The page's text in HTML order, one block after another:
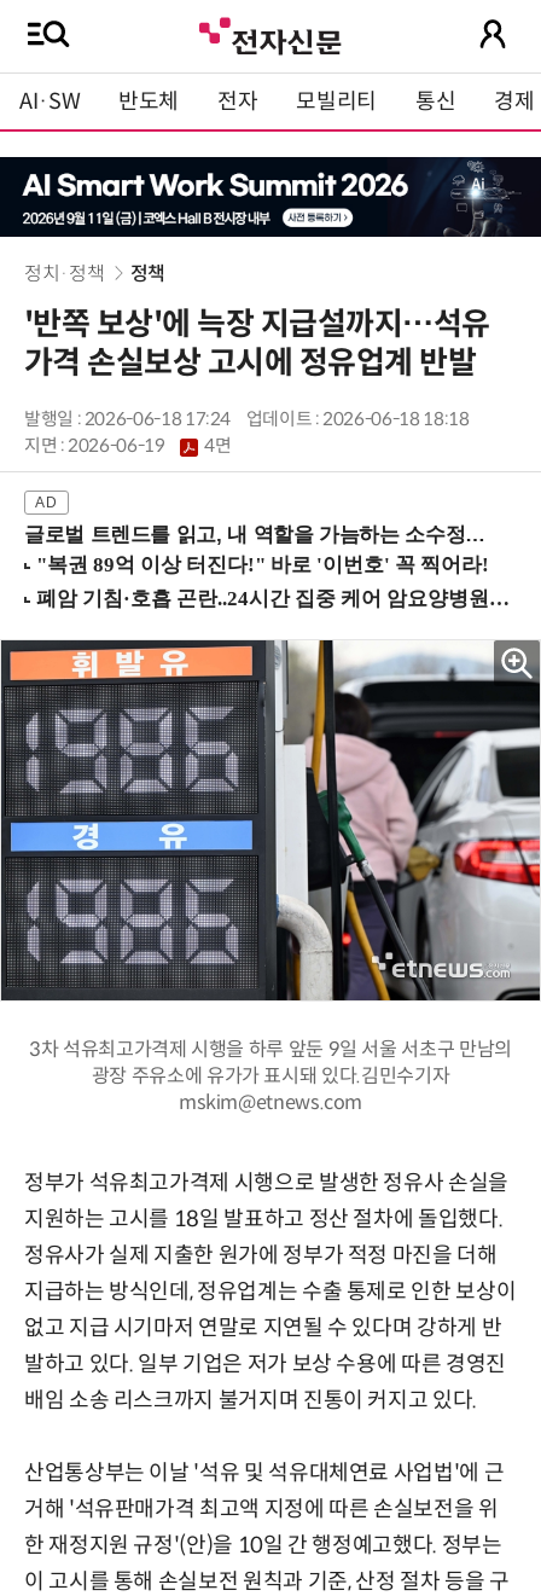
AI·SW 반도체 전자 모빌리티 통신 경제
정치·정책 정책
'반쪽 보상'에 늑장 지급설까지…석유
가격 손실보상 고시에 정유업계 반발
발행일 : 2026-06-18 17:24
업데이트 : 2026-06-18 18:18
지면 :2026-06-19 4면
글로벌 트렌드를 읽고, 내 역할을 가늠하는 소수정예 실습 워크숍 (8/28 신논현역)
3차 석유최고가격제 시행을 하루 앞둔 9일 서울 서초구 만남의
광장 주유소에 유가가 표시돼 있다.김민수기자
mskim@etnews.com
정부가 석유최고가격제 시행으로 발생한 정유사 손실을
지원하는 고시를 18일 발표하고 정산 절차에 돌입했다.
정유사가 실제 지출한 원가에 정부가 적정 마진을 더해
지급하는 방식인데, 정유업계는 수출 통제로 인한 보상이
없고 지급 시기마저 연말로 지연될 수 있다며 강하게 반
발하고 있다. 일부 기업은 저가 보상 수용에 따른 경영진
배임 소송 리스크까지 불거지며 진통이 커지고 있다.
산업통상부는 이날 '석유 및 석유대체연료 사업법'에 근
거해 '석유판매가격 최고액 지정에 따른 손실보전을 위
한 재정지원 규정'(안)을 10일 간 행정예고했다. 정부는
이 고시를 통해 손실보전 원칙과 기준, 산정 절차 등을 구